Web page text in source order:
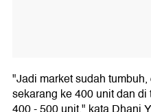
"Jadi market sudah
sekarang ke 400 unit dan